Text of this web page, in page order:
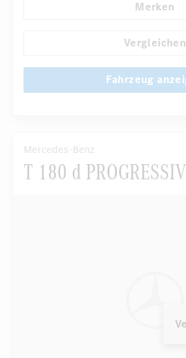
Fahrersitz höhenverstellbarMerken
Vergleichen
Fahrzeug
Mercedes-Benz
T 180 d